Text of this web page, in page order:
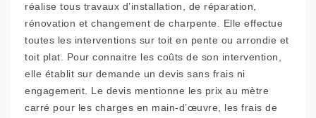
réalise tous travaux d’installation, de réparation,
rénovation et changement de charpente. Elle effectue
toutes les interventions sur toit en pente ou arrondie et
toit plat. Pour connaitre les coûts de son intervention,
elle établit sur demande un devis sans frais ni
engagement. Le devis mentionne les prix au mètre
carré pour les charges en main-d’œuvre, les frais de